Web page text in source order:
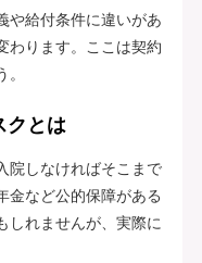
や給付条件に違いがあ
わります。ここは契約
クとは
院しなければそこまで
金など公的保障がある
しれませんが、実際に